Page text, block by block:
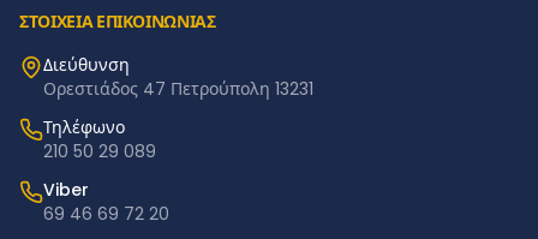
ΣΤΟΙΧΕΙΑ ΕΠΙΚΟΙΝΩΝΙΑΣ
Διεύθυνση
Ορεστιάδος 47 Πετρούπολη 13231
Τηλέφωνο
210 50 29 089
Viber
69 46 69 72 20